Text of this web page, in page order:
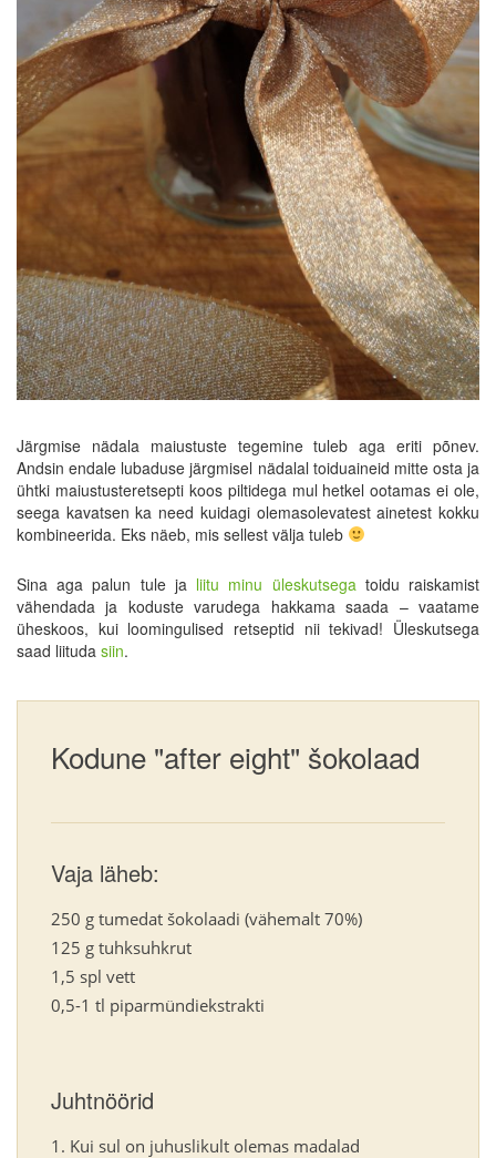
Järgmise nädala maiustuste tegemine tuleb aga eriti põnev.
Andsin endale lubaduse järgmisel nädalal toiduaineid mitte osta ja
ühtki maiustusteretsepti koos piltidega mul hetkel ootamas ei ole,
seega kavatsen ka need kuidagi olemasolevatest ainetest kokku
kombineerida. Eks näeb, mis sellest välja tuleb
Sina aga palun tule ja liitu minu üleskutsegatoidu raiskamist
vähendada ja koduste varudega hakkama saada – vaatame
üheskoos, kui loomingulised retseptid nii tekivad! Üleskutsega
saad liituda siin.
Kodune "after eight" šokolaad
Vaja läheb:
250 g tumedat šokolaadi (vähemalt 70%)
125 g tuhksuhkrut
1,5 spl vett
0,5-1 tl piparmündiekstrakti
Juhtnöörid
Kui sul on juhuslikult olemas madalad